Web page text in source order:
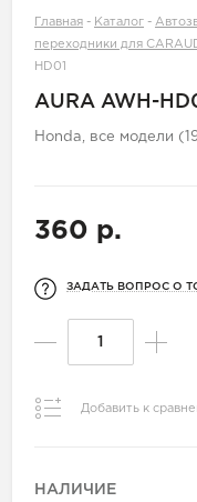
Главная - Каталог -
переходники для
HD01
AURA AWH-
Honda, все модели
360 р.
ЗАДАТЬ ВОПРОС О
Добавить к
НАЛИЧИЕ